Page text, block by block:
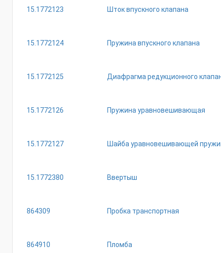
15.1772123 Шток впускного клапана
15.1772124 Пружина впускного клапана
15.1772125 Диафрагма редукционного
15.1772126 Пружина уравновешивающая
15.1772127 Шайба уравновешивающей
15.1772380 Ввертыш
864309 Пробка транспортная
864910 Пломба